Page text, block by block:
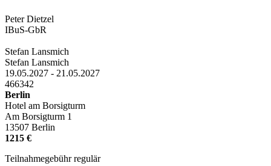
Peter Dietzel
IBuS-GbR
Stefan Lansmich
Stefan Lansmich
19.05.2027 - 21.05.2027
466342
Berlin
Hotel am Borsigturm
Am Borsigturm 1
13507 Berlin
1215 €
Teilnahmegebühr regulär